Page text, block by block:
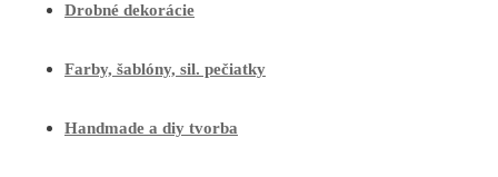
Drobné dekorácie
Farby, šablóny, sil. pečiatky
Handmade a diy tvorba